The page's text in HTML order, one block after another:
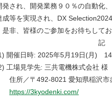
発され、開発業務９０％の自動化
成等を実現され、DX
是非、皆様のご参加をお待ちして
記
開催日時: 2025年5月19日(月)
工場見学先: 三共電機株式会社 様
住所／〒492-8021 愛知県稲沢市
https://3kyodenki.com/